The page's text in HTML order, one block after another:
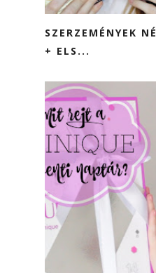
SZERZEMÉNYEK
+ ELS...